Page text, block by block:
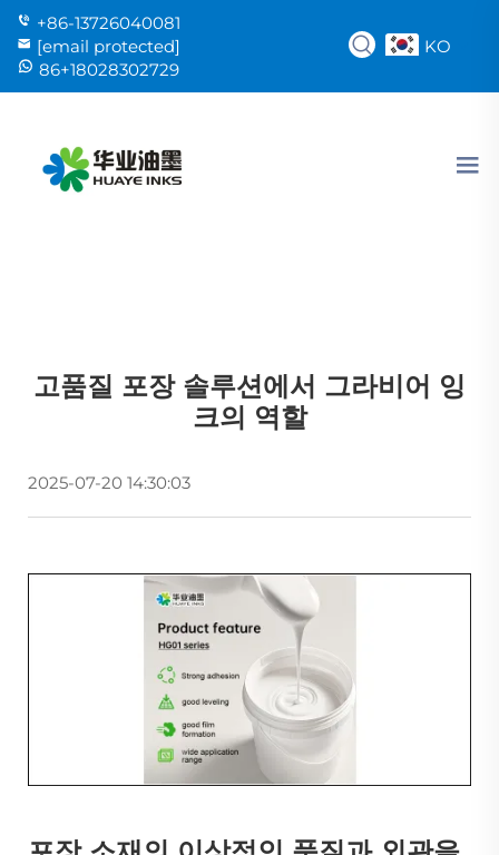
+86-13726040081
[email protected]
86+18028302729
KO
고품질 포장 솔루션에서 그라비어 잉
크의 역할
2025-07-20 14:30:03